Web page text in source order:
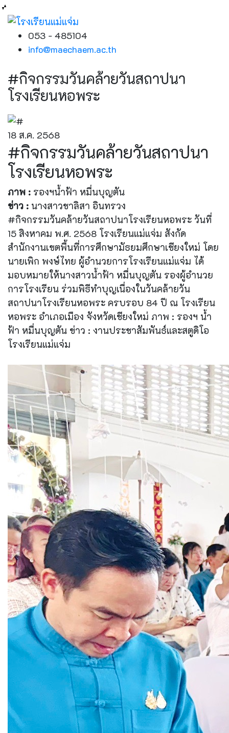
053 - 485104
info@maechaem.ac.th
#กิจกรรมวันคล้ายวันสถาปนา
โรงเรียนหอพระ
18 ส.ค. 2568
#กิจกรรมวันคล้ายวันสถาปนา
โรงเรียนหอพระ
ภาพ : รองฯน้ำฟ้า หมื่นบุญตัน
ข่าว : นางสาวชาลิสา อินทรวง
#กิจกรรมวันคล้ายวันสถาปนาโรงเรียนหอพระ วันที่
15 สิงหาคม พ.ศ. 2568 โรงเรียนแม่แจ่ม สังกัด
สำนักงานเขตพื้นที่การศึกษามัธยมศึกษาเชียงใหม่ โดย
นายเพิก พงษ์ไทย ผู้อำนวยการโรงเรียนแม่แจ่ม ได้
มอบหมายให้นางสาวน้ำฟ้า หมื่นบุญตัน รองผู้อำนวย
การโรงเรียน ร่วมพิธีทำบุญเนื่องในวันคล้ายวัน
สถาปนาโรงเรียนหอพระ ครบรอบ 84 ปี ณ โรงเรียน
หอพระ อำเภอเมือง จังหวัดเชียงใหม่ ภาพ : รองฯ น้ำ
ฟ้า หมื่นบุญตัน ข่าว : งานประชาสัมพันธ์และสตูดิโอ
โรงเรียนแม่แจ่ม